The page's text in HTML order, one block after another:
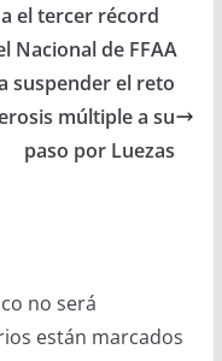
el tercer récord
Nacional de FFAA
suspender el reto
múltiple a su
paso por Luezas
no será
están marcados